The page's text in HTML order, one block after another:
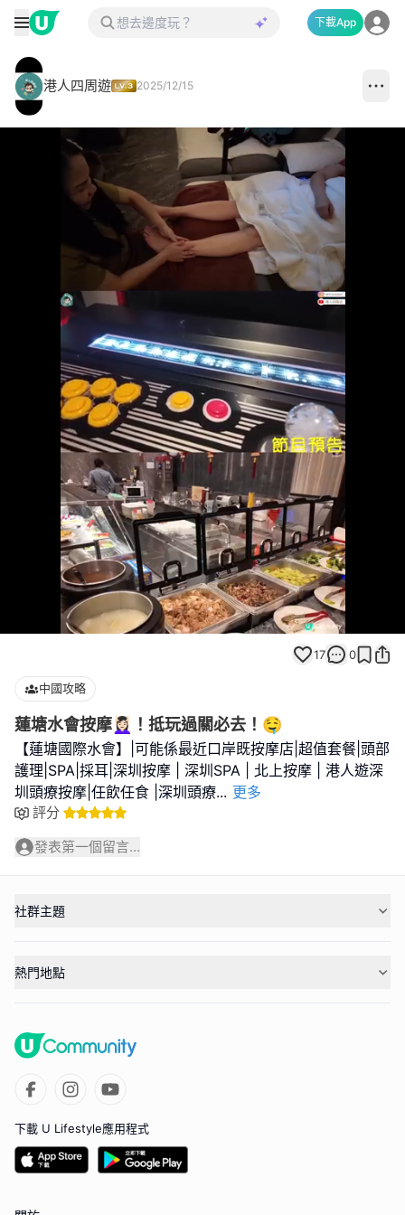
下載App
港人四周遊 2025/12/15
Loaded:
100.00%
17 0
中國攻略
蓮塘水會按摩💆🏻‍♀️！抵玩過關必去！🤤
【蓮塘國際水會】|可能係最近口岸既按摩店|超值套餐|頭部
護理|SPA|採耳|深圳按摩 | 深圳SPA | 北上按摩 | 港人遊深
圳頭療按摩|任飲任食 |深圳頭療... 更多
評分
發表第一個留言...
社群主題
熱門地點
下載 U Lifestyle應用程式